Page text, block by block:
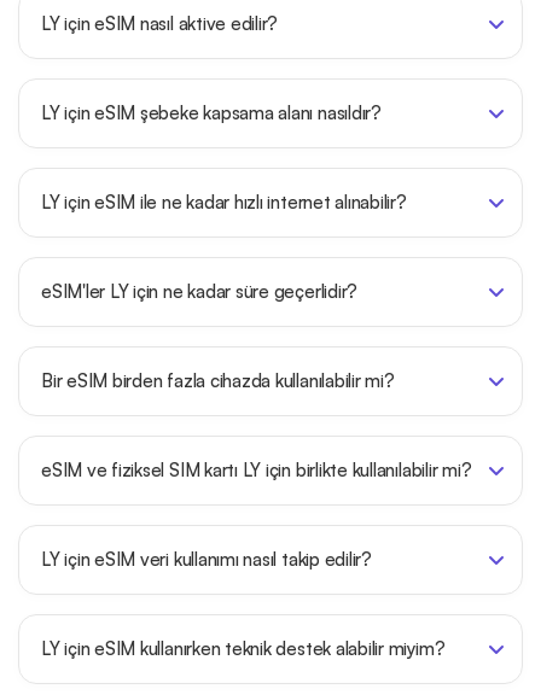
LY için eSIM nasıl aktive edilir?
LY için eSIM şebeke kapsama alanı nasıldır?
LY için eSIM ile ne kadar hızlı internet alınabilir?
eSIM'ler LY için ne kadar süre geçerlidir?
Bir eSIM birden fazla cihazda kullanılabilir mi?
eSIM ve fiziksel SIM kartı LY için birlikte kullanılabilir mi?
LY için eSIM veri kullanımı nasıl takip edilir?
LY için eSIM kullanırken teknik destek alabilir miyim?